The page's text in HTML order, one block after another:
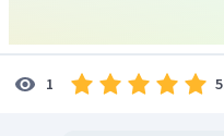
1